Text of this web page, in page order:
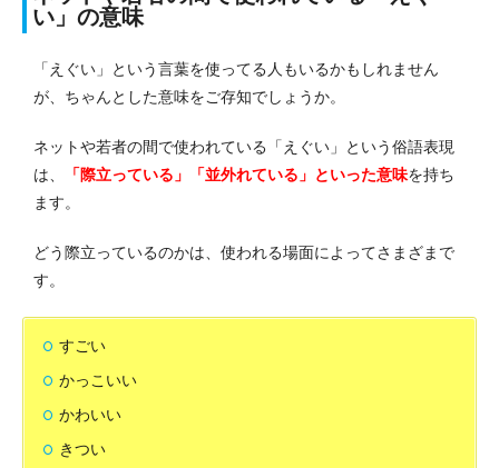
い」の意味
「えぐい」という言葉を使ってる人もいるかもしれません
が、ちゃんとした意味をご存知でしょうか。
ネットや若者の間で使われている「えぐい」という俗語表現
は、
「際立っている」「並外れている」といった意味を持ち
ます。
どう際立っているのかは、使われる場面によってさまざまで
す。
すごい
かっこいい
かわいい
きつい